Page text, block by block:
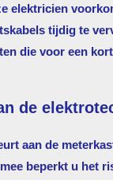
elektricien
tijdig te
die voor een
de
aan de
beperkt u het